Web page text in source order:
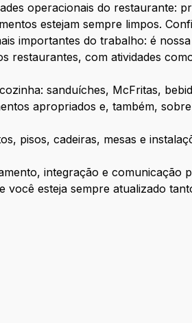
operacionais do restaurante:
estejam sempre limpos.
importantes do trabalho: é
restaurantes, com atividades
sanduíches, McFritas,
apropriados e, também,
pisos, cadeiras, mesas e
integração e comunicação
você esteja sempre atualizado